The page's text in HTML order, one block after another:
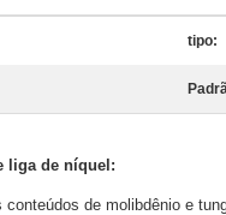
tipo:
liga de níquel:
de molibdênio e